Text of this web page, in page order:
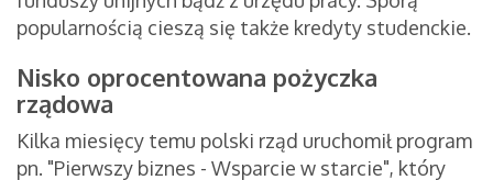
popularnością cieszą się także kredyty studenckie.
Nisko oprocentowana pożyczka
rządowa
Kilka miesięcy temu polski rząd uruchomił program
pn. "Pierwszy biznes - Wsparcie w starcie", który